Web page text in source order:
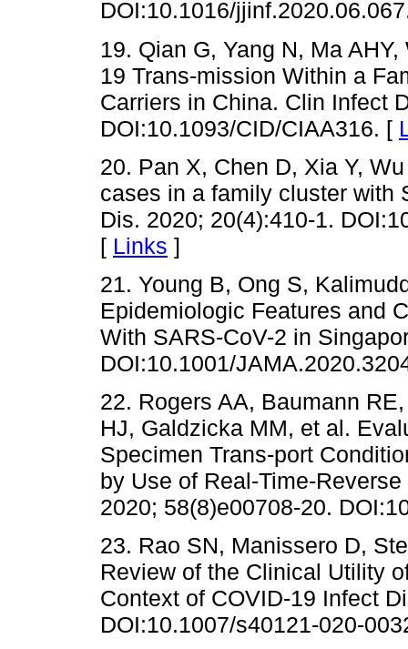
DOI:10.1016/
19. Qian G, Yang N, Ma
19 Trans-mission Within a
Carriers in China. Clin Infect
DOI:10.1093/CID/CIAA316. [
20. Pan X, Chen D, Xia Y,
cases in a family cluster with
Dis. 2020; 20(4):410-1.
[ Links ]
21. Young B, Ong S,
Epidemiologic Features and
With SARS-CoV-2 in
DOI:10.1001/
22. Rogers AA, Baumann
HJ, Galdzicka MM, et al.
Specimen Trans-port
by Use of Real-Time-
2020; 58(8)e00708-20.
23. Rao SN, Manissero D,
Review of the Clinical Utility
Context of COVID-19 Infect
DOI:10.1007/s40121-020-